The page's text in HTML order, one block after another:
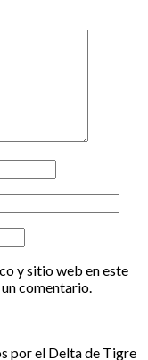
y sitio web en este
comentario.
por el Delta de Tigre